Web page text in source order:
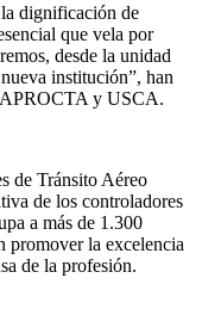
dignificación de
que vela por
desde la unidad
institución”, han
APROCTA y USCA.
de Tránsito Aéreo
de los controladores
a más de 1.300
promover la excelencia
de la profesión.